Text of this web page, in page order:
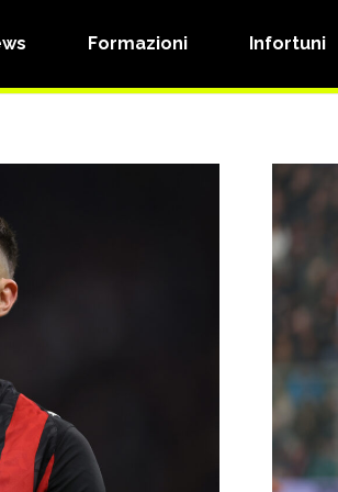
Formazioni Infortuni